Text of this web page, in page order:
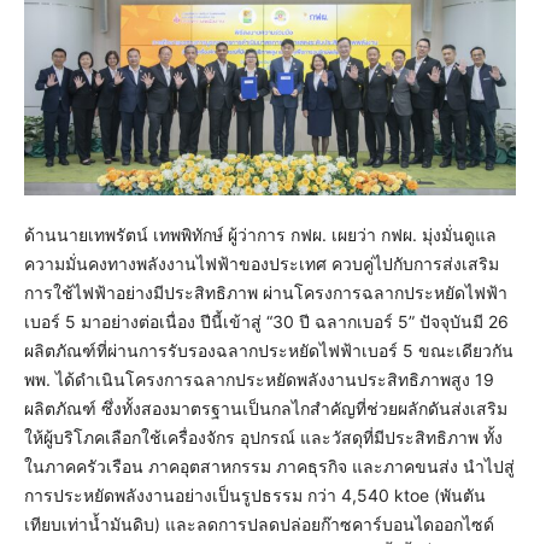
ด้านนายเทพรัตน์ เทพพิทักษ์ ผู้ว่าการ กฟผ. เผยว่า กฟผ. มุ่งมั่นดูแล
ความมั่นคงทางพลังงานไฟฟ้าของประเทศ ควบคู่ไปกับการส่งเสริม
การใช้ไฟฟ้าอย่างมีประสิทธิภาพ ผ่านโครงการฉลากประหยัดไฟฟ้า
เบอร์ 5 มาอย่างต่อเนื่อง ปีนี้เข้าสู่ “30 ปี ฉลากเบอร์ 5” ปัจจุบันมี 26
ผลิตภัณฑ์ที่ผ่านการรับรองฉลากประหยัดไฟฟ้าเบอร์ 5 ขณะเดียวกัน
พพ. ได้ดำเนินโครงการฉลากประหยัดพลังงานประสิทธิภาพสูง 19
ผลิตภัณฑ์ ซึ่งทั้งสองมาตรฐานเป็นกลไกสำคัญที่ช่วยผลักดันส่งเสริม
ให้ผู้บริโภคเลือกใช้เครื่องจักร อุปกรณ์ และวัสดุที่มีประสิทธิภาพ ทั้ง
ในภาคครัวเรือน ภาคอุตสาหกรรม ภาคธุรกิจ และภาคขนส่ง นำไปสู่
การประหยัดพลังงานอย่างเป็นรูปธรรม กว่า 4,540 ktoe (พันตัน
เทียบเท่าน้ำมันดิบ) และลดการปลดปล่อยก๊าซคาร์บอนไดออกไซด์